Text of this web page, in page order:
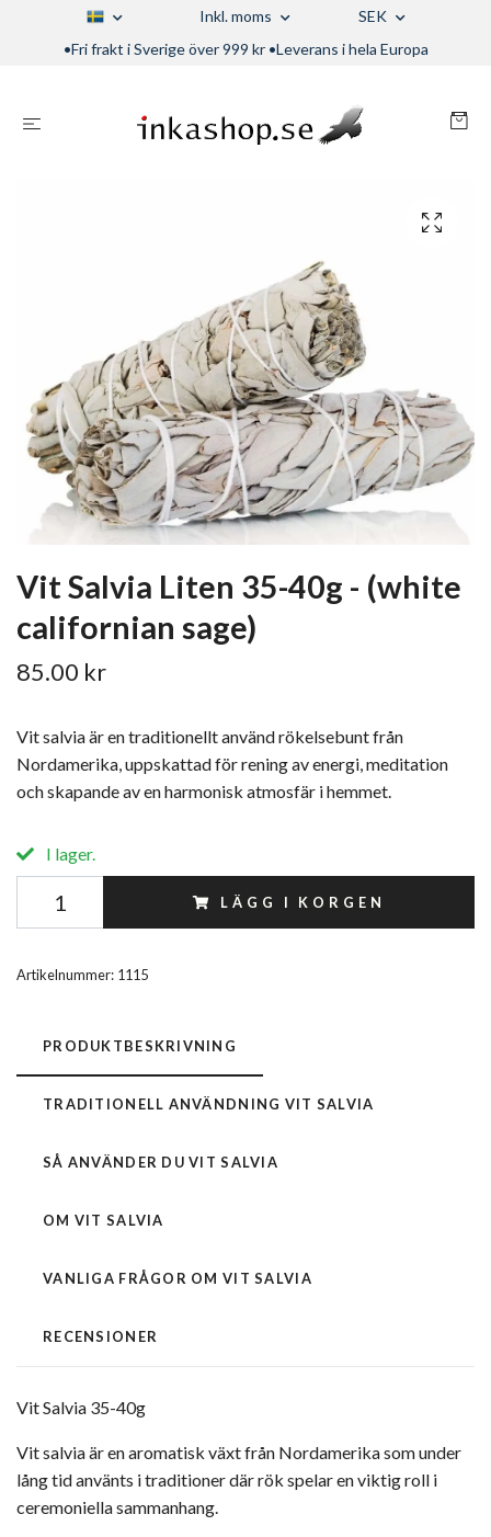
Inkl. moms
SEK
•Fri frakt i Sverige över 999 kr •Leverans i hela Europa
Vit Salvia Liten 35-40g - (white
californian sage)
85.00 kr
Vit salvia är en traditionellt använd rökelsebunt från
Nordamerika, uppskattad för rening av energi, meditation
och skapande av en harmonisk atmosfär i hemmet.
I lager.
LÄGG I KORGEN
Artikelnummer: 1115
PRODUKTBESKRIVNING
TRADITIONELL ANVÄNDNING VIT SALVIA
SÅ ANVÄNDER DU VIT SALVIA
OM VIT SALVIA
VANLIGA FRÅGOR OM VIT SALVIA
RECENSIONER
Vit Salvia 35-40g
Vit salvia är en aromatisk växt från Nordamerika som under
lång tid använts i traditioner där rök spelar en viktig roll i
ceremoniella sammanhang.